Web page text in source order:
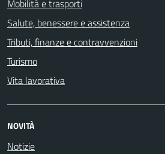
Mobilità e trasporti
Salute, benessere e assistenza
Tributi, finanze e contravvenzioni
Turismo
Vita lavorativa
NOVITÀ
Notizie